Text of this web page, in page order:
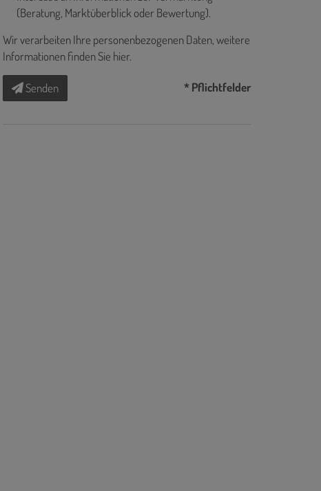
(Beratung, Marktüberblick oder Bewertung).
Wir verarbeiten Ihre personenbezogenen Daten, weitere
Informationen finden Sie hier.
Senden * Pflichtfelder